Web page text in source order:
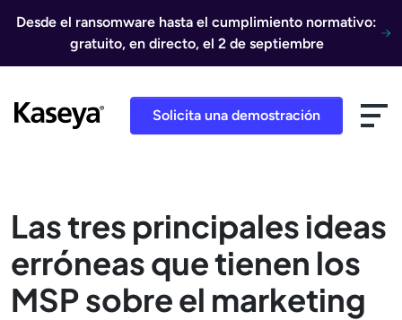
Desde el ransomware hasta el cumplimiento normativo:
gratuito, en directo, el 2 de septiembre
Solicita una demostración
Las tres principales ideas
erróneas que tienen los
MSP sobre el marketing